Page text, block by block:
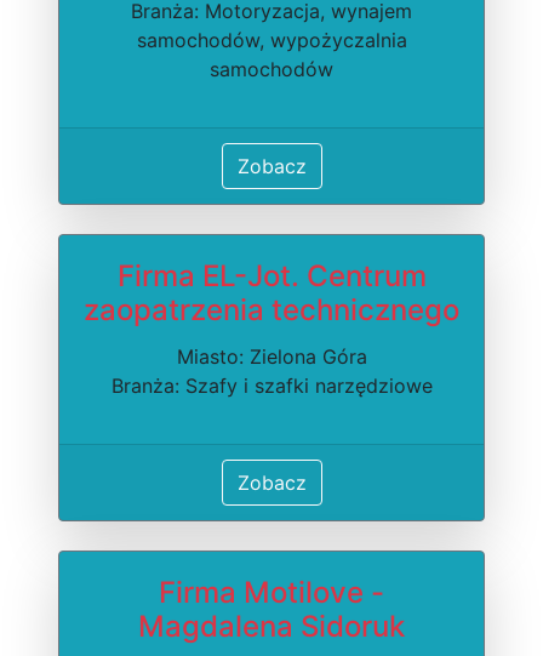
Branża: Motoryzacja, wynajem
samochodów, wypożyczalnia
samochodów
Zobacz
Firma EL-Jot. Centrum
zaopatrzenia technicznego
Miasto: Zielona Góra
Branża: Szafy i szafki narzędziowe
Zobacz
Firma Motilove -
Magdalena Sidoruk